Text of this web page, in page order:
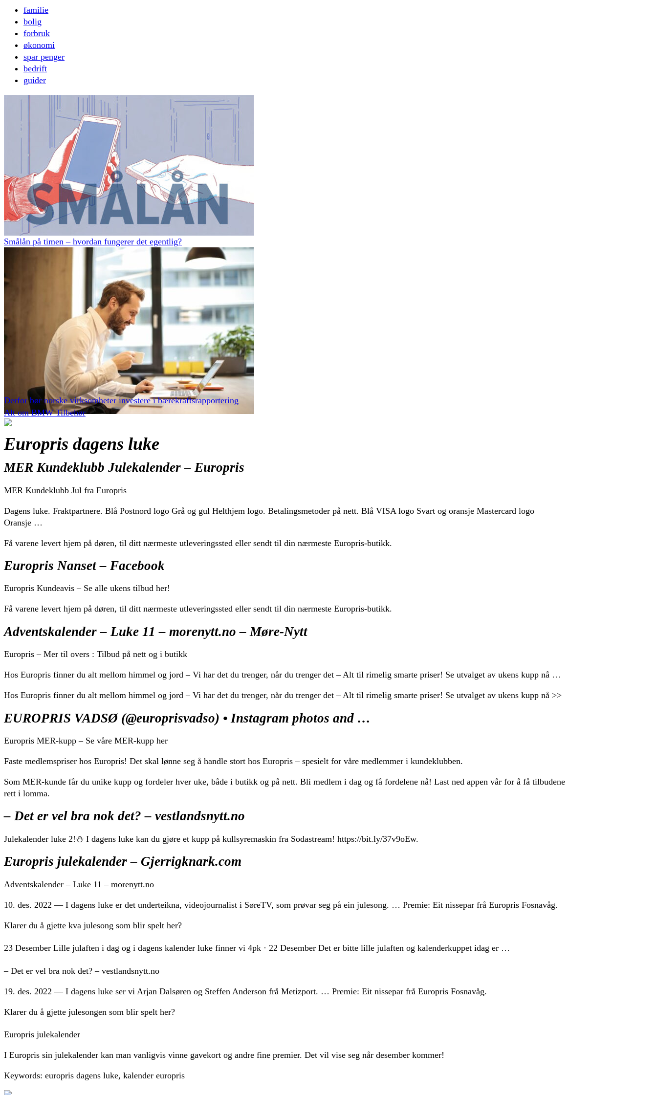
familie
bolig
forbruk
økonomi
spar penger
bedrift
guider
Smålån på timen – hvordan fungerer det egentlig?
Derfor bør norske virksomheter investere i bærekraftsrapportering
Alt om BMW Tilbehør
Europris dagens luke
MER Kundeklubb Julekalender – Europris
MER Kundeklubb Jul fra Europris
Dagens luke. Fraktpartnere. Blå Postnord logo Grå og gul Helthjem logo. Betalingsmetoder på nett. Blå VISA logo Svart og oransje Mastercard logo
Oransje …
Få varene levert hjem på døren, til ditt nærmeste utleveringssted eller sendt til din nærmeste Europris-butikk.
Europris Nanset – Facebook
Europris Kundeavis – Se alle ukens tilbud her!
Få varene levert hjem på døren, til ditt nærmeste utleveringssted eller sendt til din nærmeste Europris-butikk.
Adventskalender – Luke 11 – morenytt.no – Møre-Nytt
Europris – Mer til overs : Tilbud på nett og i butikk
Hos Europris finner du alt mellom himmel og jord – Vi har det du trenger, når du trenger det – Alt til rimelig smarte priser! Se utvalget av ukens kupp nå …
Hos Europris finner du alt mellom himmel og jord – Vi har det du trenger, når du trenger det – Alt til rimelig smarte priser! Se utvalget av ukens kupp nå >>
EUROPRIS VADSØ (@europrisvadso) • Instagram photos and …
Europris MER-kupp – Se våre MER-kupp her
Faste medlemspriser hos Europris! Det skal lønne seg å handle stort hos Europris – spesielt for våre medlemmer i kundeklubben.
Som MER-kunde får du unike kupp og fordeler hver uke, både i butikk og på nett. Bli medlem i dag og få fordelene nå! Last ned appen vår for å få tilbudene
rett i lomma.
– Det er vel bra nok det? – vestlandsnytt.no
Julekalender luke 2!⛄ I dagens luke kan du gjøre et kupp på kullsyremaskin fra Sodastream! https://bit.ly/37v9oEw.
Europris julekalender – Gjerrigknark.com
Adventskalender – Luke 11 – morenytt.no
10. des. 2022 — I dagens luke er det underteikna, videojournalist i SøreTV, som prøvar seg på ein julesong. … Premie: Eit nissepar frå Europris Fosnavåg.
Klarer du å gjette kva julesong som blir spelt her?
23 Desember Lille julaften i dag og i dagens kalender luke finner vi 4pk · 22 Desember Det er bitte lille julaften og kalenderkuppet idag er …
– Det er vel bra nok det? – vestlandsnytt.no
19. des. 2022 — I dagens luke ser vi Arjan Dalsøren og Steffen Anderson frå Metizport. … Premie: Eit nissepar frå Europris Fosnavåg.
Klarer du å gjette julesongen som blir spelt her?
Europris julekalender
I Europris sin julekalender kan man vanligvis vinne gavekort og andre fine premier. Det vil vise seg når desember kommer!
Keywords: europris dagens luke, kalender europris